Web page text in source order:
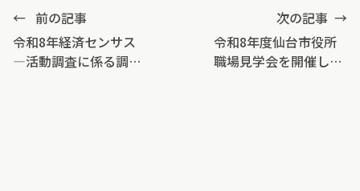
← 前の記事
令和8年経済センサス
―活動調査に係る調査
次の記事 →
令和8年度仙台市役所
職場見学会を開催しま